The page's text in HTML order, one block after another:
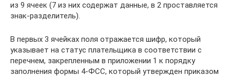
из 9 ячеек (7 из них содержат данные, в 2 проставляется
знак-разделитель).
В первых 3 ячейках поля отражается шифр, который
указывает на статус плательщика в соответствии с
перечнем, закрепленным в приложении 1 к порядку
заполнения формы 4-ФСС, который утвержден приказом